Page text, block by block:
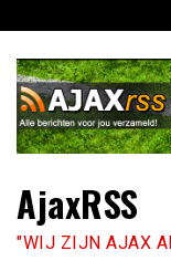
naar
inhoud
AjaxRSS
"WIJ ZIJN AJAX